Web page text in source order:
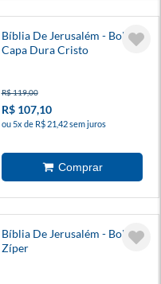
Bíblia De Jerusalém - Bolso -
Capa Dura Cristo
R$ 119,00
R$ 107,10
ou 5x de R$ 21,42 sem juros
Bíblia De Jerusalém - Bolso -
Zíper